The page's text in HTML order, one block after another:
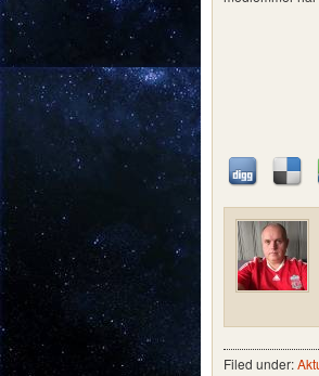
Filed under: